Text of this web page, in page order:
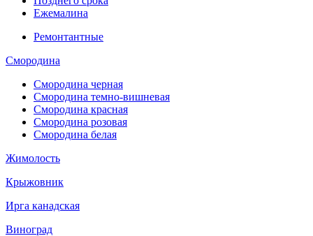
Ежемалина
Ремонтантные
Смородина
Смородина черная
Смородина темно-вишневая
Смородина красная
Смородина розовая
Смородина белая
Жимолость
Крыжовник
Ирга канадская
Виноград